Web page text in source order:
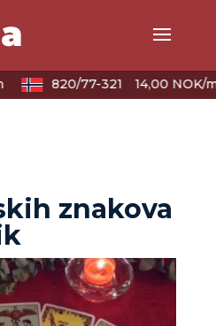
820/77-321 14,00 NOK/
znakova